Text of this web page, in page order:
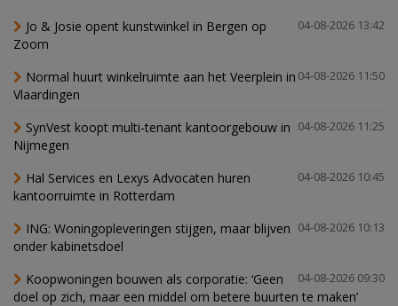
04-08-2026 13:42
Jo & Josie opent kunstwinkel in Bergen op
Zoom
04-08-2026 11:50
Normal huurt winkelruimte aan het Veerplein in
Vlaardingen
04-08-2026 11:25
SynVest koopt multi-tenant kantoorgebouw in
Nijmegen
04-08-2026 10:45
Hal Services en Lexys Advocaten huren
kantoorruimte in Rotterdam
04-08-2026 10:13
ING: Woningopleveringen stijgen, maar blijven
onder kabinetsdoel
04-08-2026 09:30
Koopwoningen bouwen als corporatie: ‘Geen
doel op zich, maar een middel om betere buurten te maken’